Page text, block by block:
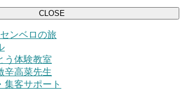
CLOSE
ンベロの旅
う体験教室
辛高菜先生
集客サポート